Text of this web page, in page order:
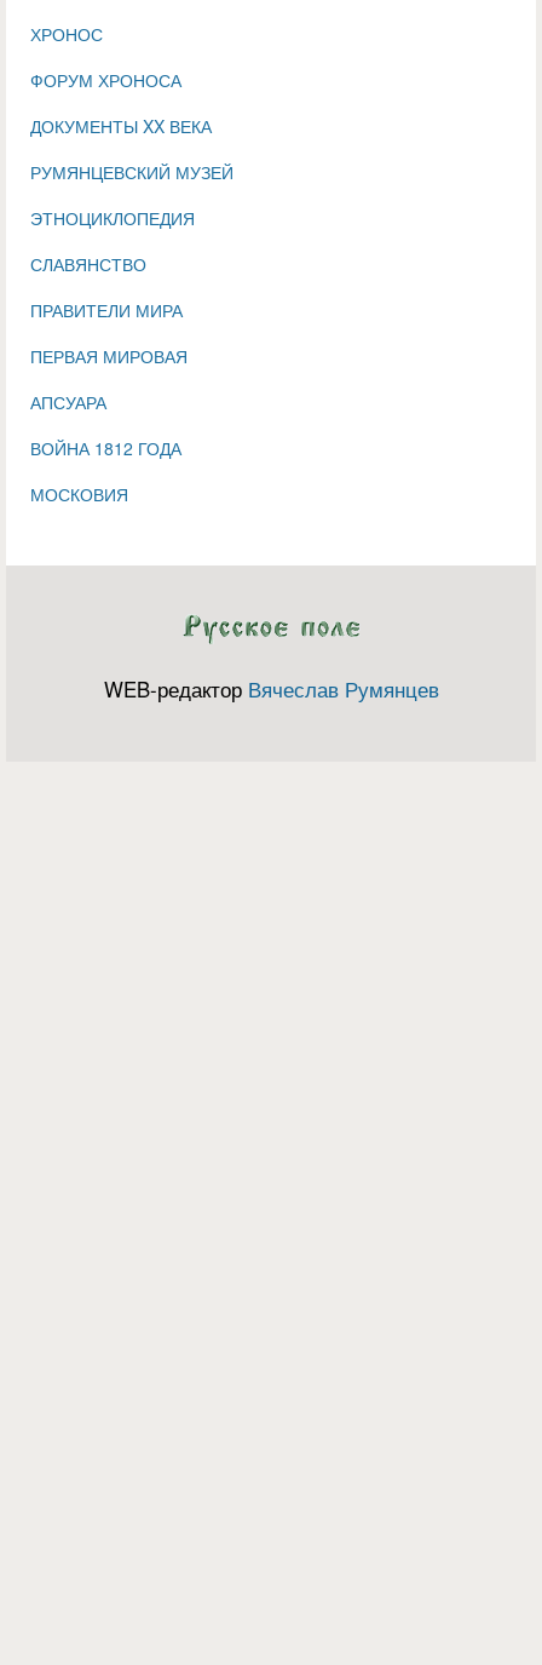
ХРОНОС
ФОРУМ ХРОНОСА
ДОКУМЕНТЫ XX ВЕКА
РУМЯНЦЕВСКИЙ МУЗЕЙ
ЭТНОЦИКЛОПЕДИЯ
СЛАВЯНСТВО
ПРАВИТЕЛИ МИРА
ПЕРВАЯ МИРОВАЯ
АПСУАРА
ВОЙНА 1812 ГОДА
МОСКОВИЯ
WEB-редактор Вячеслав Румянцев